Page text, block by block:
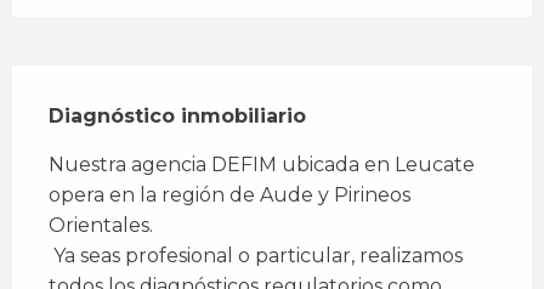
Diagnóstico inmobiliario
Nuestra agencia DEFIM ubicada en Leucate
opera en la región de Aude y Pirineos
Orientales.